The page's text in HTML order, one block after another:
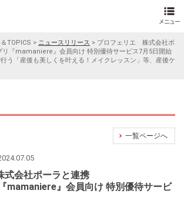
TOPICS > ニュースリリース > プロフェリエ 株式会社ポ
リ『mamaniere』会員向け 特別優待サービス7月5日開始
う「産後も美しくを叶える！メイクレッスン」等、産後ケ
一覧ページへ
会社ポーラと連携
mamaniere』会員向け 特別優待サービ